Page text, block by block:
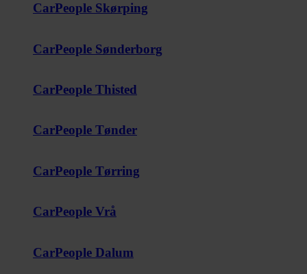
CarPeople Skørping
CarPeople Sønderborg
CarPeople Thisted
CarPeople Tønder
CarPeople Tørring
CarPeople Vrå
CarPeople Dalum